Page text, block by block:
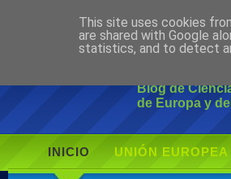
Blog de
de Europa y
INICIO UNIÓN EUROPEA
This site uses cookies
are shared with Google
statistics, and to detect